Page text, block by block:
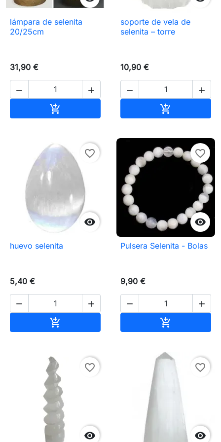
lámpara de selenita
20/25cm
31,90 €
 

soporte de vela de
selenita – torre
10,90 €
 


favorite_border
huevo selenita
5,40 €
 


favorite_border
Pulsera Selenita - Bolas
9,90 €
 


favorite_border

favorite_border